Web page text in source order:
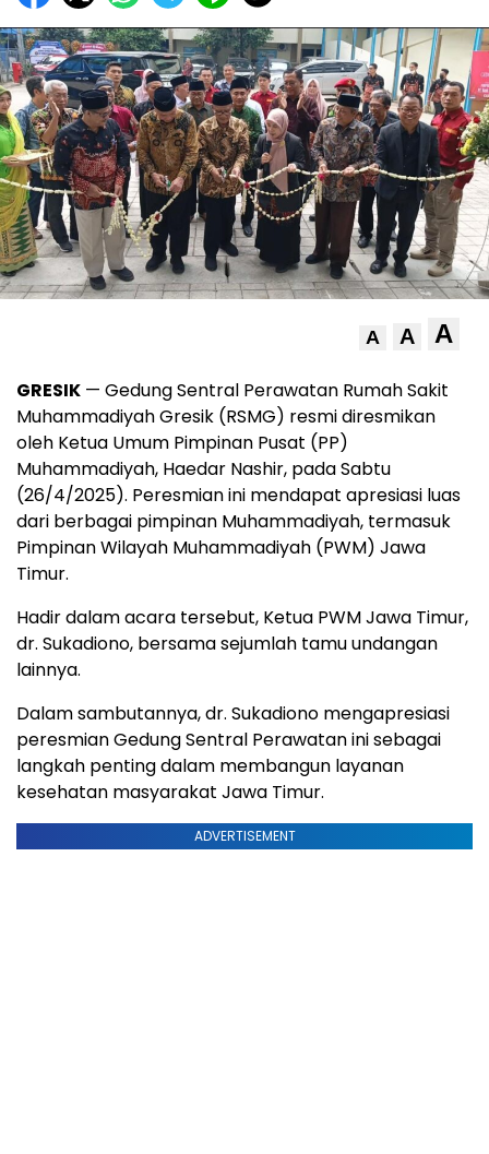
A A A
GRESIK — Gedung Sentral Perawatan Rumah Sakit
Muhammadiyah Gresik (RSMG) resmi diresmikan
oleh Ketua Umum Pimpinan Pusat (PP)
Muhammadiyah, Haedar Nashir, pada Sabtu
(26/4/2025). Peresmian ini mendapat apresiasi luas
dari berbagai pimpinan Muhammadiyah, termasuk
Pimpinan Wilayah Muhammadiyah (PWM) Jawa
Timur.
Hadir dalam acara tersebut, Ketua PWM Jawa Timur,
dr. Sukadiono, bersama sejumlah tamu undangan
lainnya.
Dalam sambutannya, dr. Sukadiono mengapresiasi
peresmian Gedung Sentral Perawatan ini sebagai
langkah penting dalam membangun layanan
kesehatan masyarakat Jawa Timur.
ADVERTISEMENT